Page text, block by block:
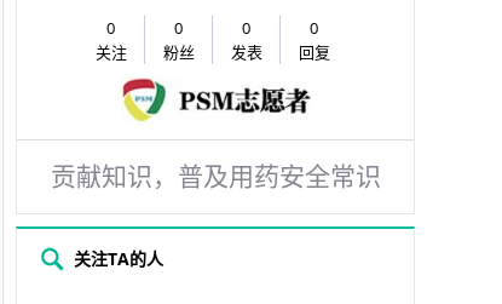
0
关注
0
粉丝
0
发表
0
回复
贡献知识，普及用药安全常识
关注TA的人